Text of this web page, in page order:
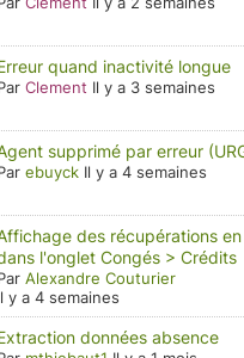
quand inactivité longue
Clement Il y a 3 semaines
supprimé par erreur
ebuyck Il y a 4 semaines
des récupérations
l'onglet Congés > Crédits
Alexandre Couturier
y a 4 semaines
données absence